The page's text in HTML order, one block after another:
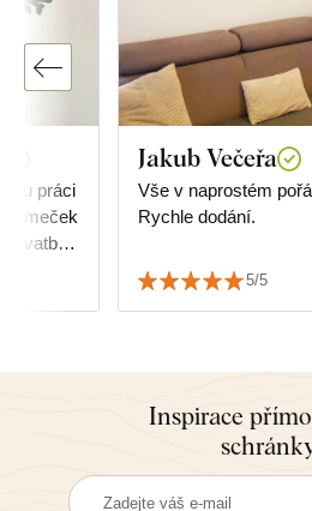
práci
svatby
Jakub Večeřa
Vše v naprostém pořádku.
Rychle dodání.
5/5
Inspirace